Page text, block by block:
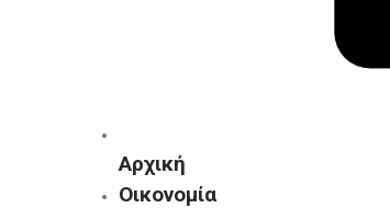
Αρχική
Οικονομία